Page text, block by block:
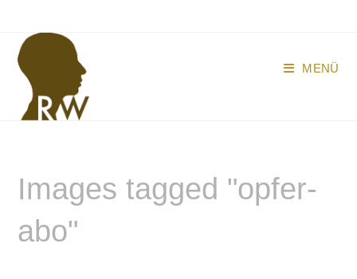
springen
MENÜ
Images tagged "opfer-
abo"